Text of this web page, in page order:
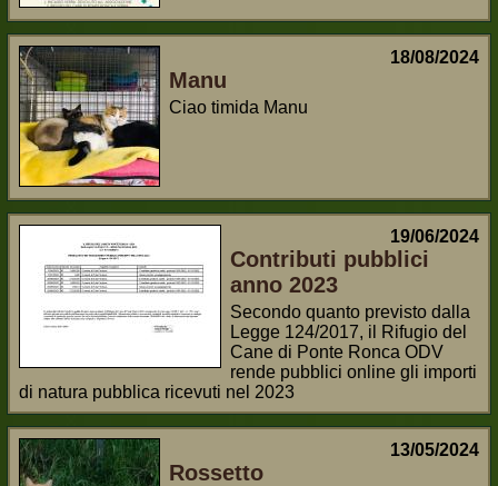
18/08/2024
Manu
Ciao timida Manu
19/06/2024
Contributi pubblici
anno 2023
Secondo quanto previsto dalla
Legge 124/2017, il Rifugio del
Cane di Ponte Ronca ODV
rende pubblici online gli importi
di natura pubblica ricevuti nel 2023
13/05/2024
Rossetto